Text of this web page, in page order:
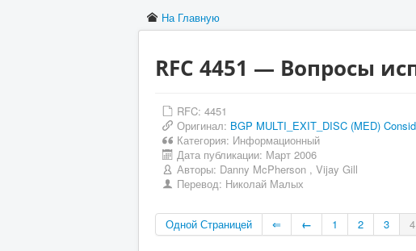
На Главную
RFC 4451 — Вопросы
RFC: 4451
Оригинал: BGP MULTI_EXIT_DISC (MED)
Категория: Информационный
Дата публикации: Март 2006
Авторы: Danny McPherson , Vijay Gill
Перевод: Николай Малых
Одной Страницей ⇐ ← 1 2 3 4